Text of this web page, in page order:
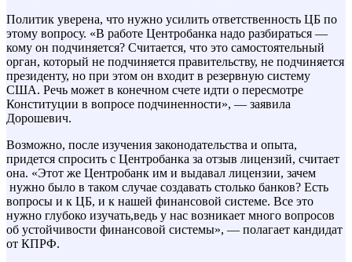
Политик уверена, что нужно усилить ответственность ЦБ по
этому вопросу. «В работе Центробанка надо разбираться —
кому он подчиняется? Считается, что это самостоятельный
орган, который не подчиняется правительству, не подчиняется
президенту, но при этом он входит в резервную систему
США. Речь может в конечном счете идти о пересмотре
Конституции в вопросе подчиненности», — заявила
Дорошевич.
Возможно, после изучения законодательства и опыта,
придется спросить с Центробанка за отзыв лицензий, считает
она. «Этот же Центробанк им и выдавал лицензии, зачем
нужно было в таком случае создавать столько банков? Есть
вопросы и к ЦБ, и к нашей финансовой системе. Все это
нужно глубоко изучать,ведь у нас возникает много вопросов
об устойчивости финансовой системы», — полагает кандидат
от КПРФ.